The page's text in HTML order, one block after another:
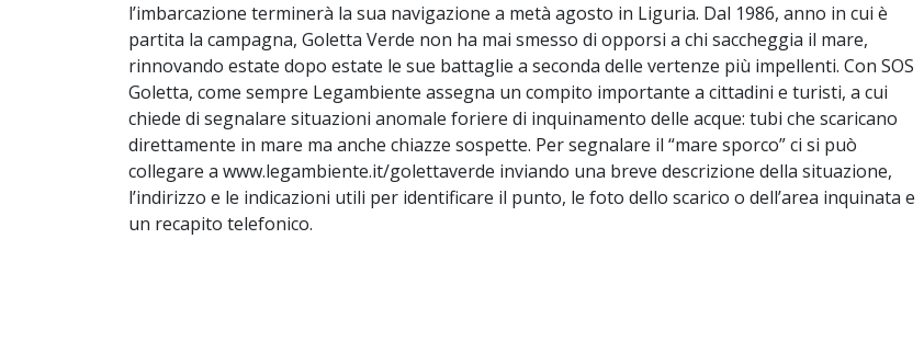
l’imbarcazione terminerà la sua navigazione a metà agosto in Liguria. Dal 1986, anno in cui è
partita la campagna, Goletta Verde non ha mai smesso di opporsi a chi saccheggia il mare,
rinnovando estate dopo estate le sue battaglie a seconda delle vertenze più impellenti. Con SOS
Goletta, come sempre Legambiente assegna un compito importante a cittadini e turisti, a cui
chiede di segnalare situazioni anomale foriere di inquinamento delle acque: tubi che scaricano
direttamente in mare ma anche chiazze sospette. Per segnalare il “mare sporco” ci si può
collegare a www.legambiente.it/golettaverde inviando una breve descrizione della situazione,
l’indirizzo e le indicazioni utili per identificare il punto, le foto dello scarico o dell’area inquinata e
un recapito telefonico.